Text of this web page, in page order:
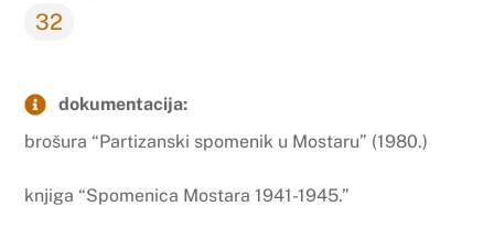
32
dokumentacija:
brošura “Partizanski spomenik u Mostaru” (1980.)
knjiga “Spomenica Mostara 1941-1945.”